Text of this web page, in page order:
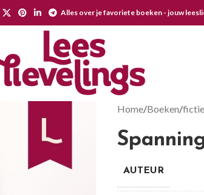
Alles over je favoriete boeken - jouw
Home Boeken
AUTEUR